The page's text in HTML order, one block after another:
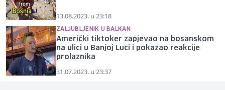
13.08.2023. u 23:18
ZALJUBLJENIK U BALKAN
Američki tiktoker zapjevao na bosanskom
na ulici u Banjoj Luci i pokazao reakcije
prolaznika
31.07.2023. u 23:37